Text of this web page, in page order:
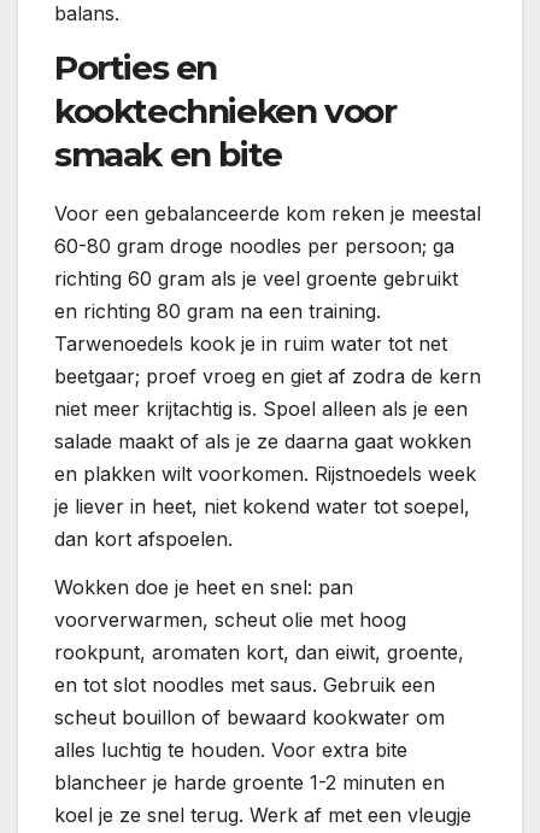
balans.
Porties en
kooktechnieken voor
smaak en bite
Voor een gebalanceerde kom reken je meestal
60-80 gram droge noodles per persoon; ga
richting 60 gram als je veel groente gebruikt
en richting 80 gram na een training.
Tarwenoedels kook je in ruim water tot net
beetgaar; proef vroeg en giet af zodra de kern
niet meer krijtachtig is. Spoel alleen als je een
salade maakt of als je ze daarna gaat wokken
en plakken wilt voorkomen. Rijstnoedels week
je liever in heet, niet kokend water tot soepel,
dan kort afspoelen.
Wokken doe je heet en snel: pan
voorverwarmen, scheut olie met hoog
rookpunt, aromaten kort, dan eiwit, groente,
en tot slot noodles met saus. Gebruik een
scheut bouillon of bewaard kookwater om
alles luchtig te houden. Voor extra bite
blancheer je harde groente 1-2 minuten en
koel je ze snel terug. Werk af met een vleugje